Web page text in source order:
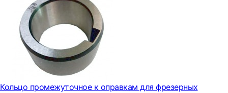
Кольцо промежуточное к оправкам для фрезерных